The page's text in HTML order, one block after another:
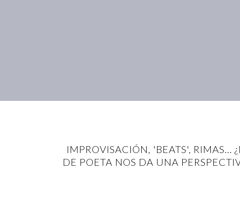
IMPROVISACIÓN, 'BEATS', RIMAS...
DE POETA NOS DA UNA